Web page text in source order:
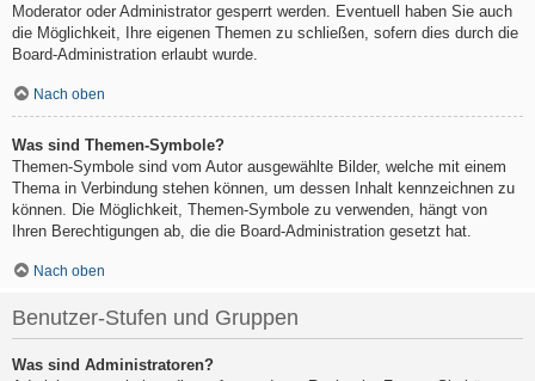
Moderator oder Administrator gesperrt werden. Eventuell haben Sie auch
die Möglichkeit, Ihre eigenen Themen zu schließen, sofern dies durch die
Board-Administration erlaubt wurde.
Nach oben
Was sind Themen-Symbole?
Themen-Symbole sind vom Autor ausgewählte Bilder, welche mit einem
Thema in Verbindung stehen können, um dessen Inhalt kennzeichnen zu
können. Die Möglichkeit, Themen-Symbole zu verwenden, hängt von
Ihren Berechtigungen ab, die die Board-Administration gesetzt hat.
Nach oben
Benutzer-Stufen und Gruppen
Was sind Administratoren?